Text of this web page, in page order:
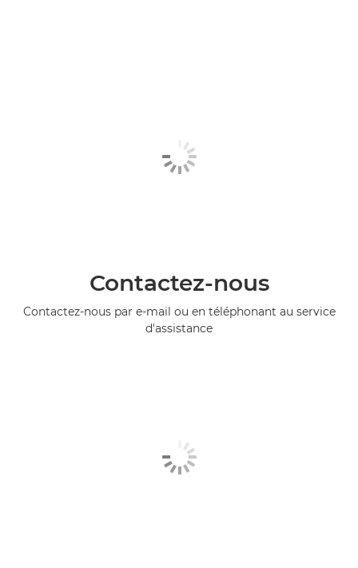
Contactez-nous
Contactez-nous par e-mail ou en téléphonant au service
d'assistance